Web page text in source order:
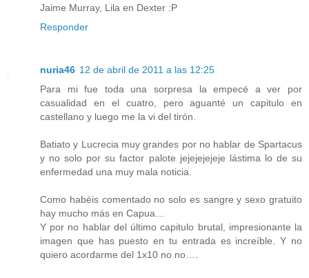
Jaime Murray, Lila en Dexter :P
Responder
nuria46 12 de abril de 2011 a las 12:25
Para mi fue toda una sorpresa la empecé a ver por
casualidad en el cuatro, pero aguanté un capitulo en
castellano y luego me la vi del tirón.
Batiato y Lucrecia muy grandes por no hablar de Spartacus
y no solo por su factor palote jejejejejeje lástima lo de su
enfermedad una muy mala noticia.
Como habéis comentado no solo es sangre y sexo gratuito
hay mucho más en Capua…
Y por no hablar del último capitulo brutal, impresionante la
imagen que has puesto en tu entrada es increíble. Y no
quiero acordarme del 1x10 no no….